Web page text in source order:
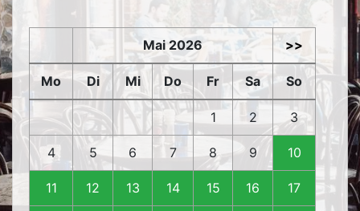
Mai 2026 >>
Mo Di Mi Do Fr Sa So
1 2 3
4 5 6 7 8 9 10
11 12 13 14 15 16 17